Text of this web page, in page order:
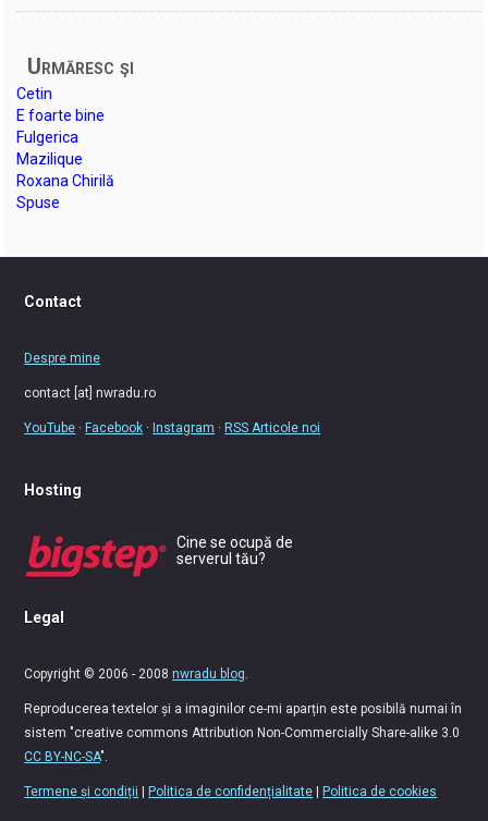
Urmăresc şi
Cetin
E foarte bine
Fulgerica
Mazilique
Roxana Chirilă
Spuse
Contact
Despre mine
contact [at] nwradu.ro
YouTube · Facebook · Instagram · RSS Articole noi
Hosting
Cine se ocupă de
serverul tău?
Legal
Copyright © 2006 - 2008nwradu blog.
Reproducerea textelor și a imaginilor ce-mi aparțin este posibilă numai în
sistem "creative commons Attribution Non-Commercially Share-alike 3.0
CC BY-NC-SA".
Termene și condiții Politica de confidențialitate Politica de cookies